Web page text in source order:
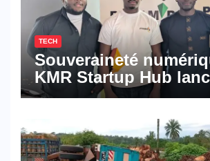
TECH
Souveraineté
KMR Startup Hub
Pyramid Browser et
numériques made in
Cameroon